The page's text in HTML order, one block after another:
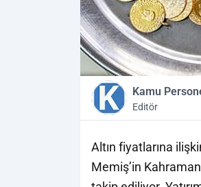
Kamu
Editör
Altın fiyatlarına
Memiş’in